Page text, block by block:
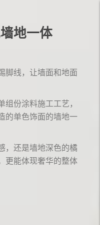
地一体
脚线，让墙面和地面
组份涂料施工工艺，
的单色饰面的墙地一
，还是墙地深色的橘
更能体现奢华的整体